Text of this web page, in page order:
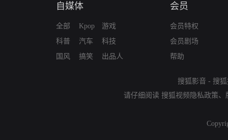
自媒体
全部
科普
国风
Kpop
汽车
搞笑
游戏
科技
出品人
会员
会员特权
会员剧场
帮助
搜狐影音 - 搜
请仔细阅读 搜狐视频隐私政策、